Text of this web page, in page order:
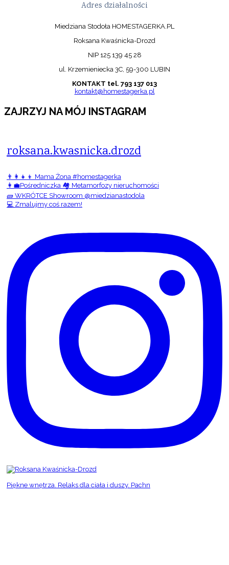
Adres działalności
Miedziana Stodoła HOMESTAGERKA.PL
Roksana Kwaśnicka-Drozd
NIP 125 139 45 28
ul. Krzemieniecka 3C, 59-300 LUBIN
KONTAKT tel. 793 137 013
kontakt@homestagerka.pl
ZAJRZYJ NA MÓJ INSTAGRAM
roksana.kwasnicka.drozd
👨‍👩‍👧‍👦 Mama Żona #homestagerka
👩‍💼Pośredniczka 🏘️ Metamorfozy nieruchomości
🧱 WKRÓTCE Showroom @miedzianastodola
💻 Zmalujmy coś razem!
Piękne wnętrza. Relaks dla ciała i duszy. Pachn